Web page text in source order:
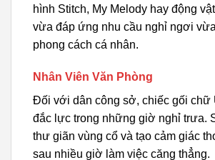
hình Stitch, My Melody hay động
vừa đáp ứng nhu cầu nghỉ ngơi
phong cách cá nhân.
Nhân Viên Văn Phòng
Đối với dân công sở, chiếc gối chữ
đắc lực trong những giờ nghỉ trưa.
thư giãn vùng cổ và tạo cảm giác
sau nhiều giờ làm việc căng thẳng.